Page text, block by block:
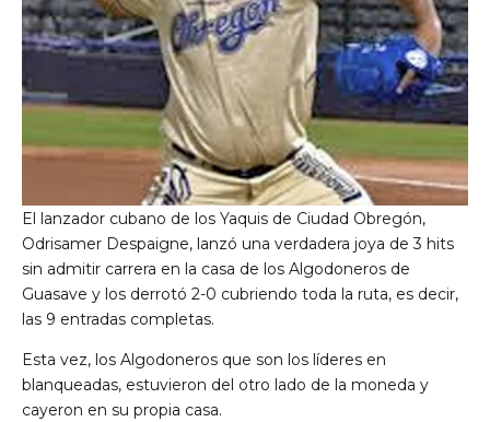
El lanzador cubano de los Yaquis de Ciudad Obregón,
Odrisamer Despaigne, lanzó una verdadera joya de 3 hits
sin admitir carrera en la casa de los Algodoneros de
Guasave y los derrotó 2-0 cubriendo toda la ruta, es decir,
las 9 entradas completas.
Esta vez, los Algodoneros que son los líderes en
blanqueadas, estuvieron del otro lado de la moneda y
cayeron en su propia casa.